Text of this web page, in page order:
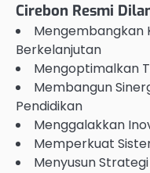
Cirebon Resmi
Mengembangkan
Berkelanjutan
Mengoptimalkan
Membangun
Pendidikan
Menggalakkan
Memperkuat
Menyusun